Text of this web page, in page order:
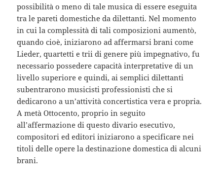
possibilità o meno di tale musica di essere eseguita
tra le pareti domestiche da dilettanti. Nel momento
in cui la complessità di tali composizioni aumentò,
quando cioè, iniziarono ad affermarsi brani come
Lieder, quartetti e trii di genere più impegnativo, fu
necessario possedere capacità interpretative di un
livello superiore e quindi, ai semplici dilettanti
subentrarono musicisti professionisti che si
dedicarono a un’attività concertistica vera e propria.
A metà Ottocento, proprio in seguito
all’affermazione di questo divario esecutivo,
compositori ed editori iniziarono a specificare nei
titoli delle opere la destinazione domestica di alcuni
brani.